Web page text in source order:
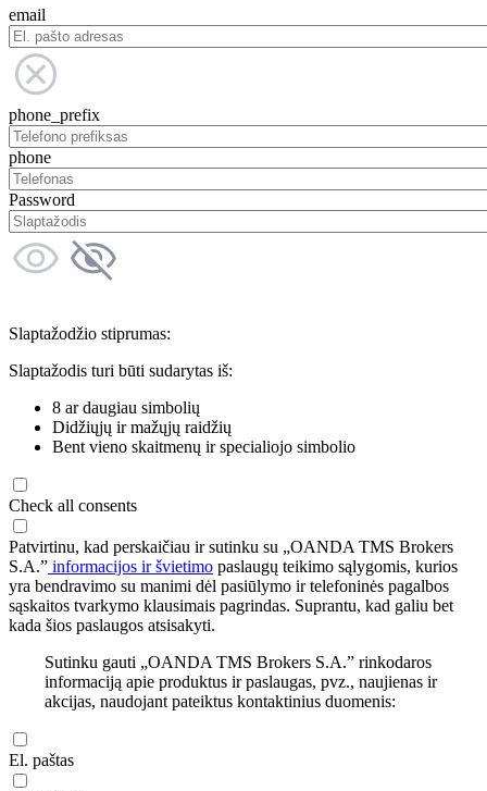
email
phone_prefix
phone
Password
Slaptažodžio stiprumas:
Slaptažodis turi būti sudarytas iš:
8 ar daugiau simbolių
Didžiųjų ir mažųjų raidžių
Bent vieno skaitmenų ir specialiojo simbolio
Check all consents
Patvirtinu, kad perskaičiau ir sutinku su „OANDA TMS Brokers
S.A.” informacijos ir švietimo paslaugų teikimo sąlygomis, kurios
yra bendravimo su manimi dėl pasiūlymo ir telefoninės pagalbos
sąskaitos tvarkymo klausimais pagrindas. Suprantu, kad galiu bet
kada šios paslaugos atsisakyti.
Sutinku gauti „OANDA TMS Brokers S.A.” rinkodaros
informaciją apie produktus ir paslaugas, pvz., naujienas ir
akcijas, naudojant pateiktus kontaktinius duomenis:
El. paštas